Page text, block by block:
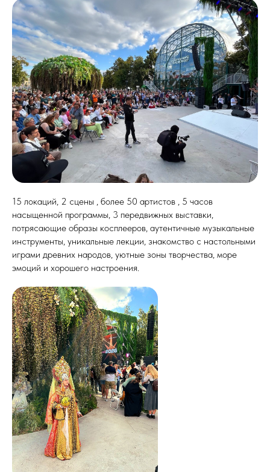
15 локаций, 2 сцены , более 50 артистов , 5 часов
насыщенной программы, 3 передвижных выставки,
потрясающие образы косплееров, аутентичные музыкальные
инструменты, уникальные лекции, знакомство с настольными
играми древних народов, уютные зоны творчества, море
эмоций и хорошего настроения.